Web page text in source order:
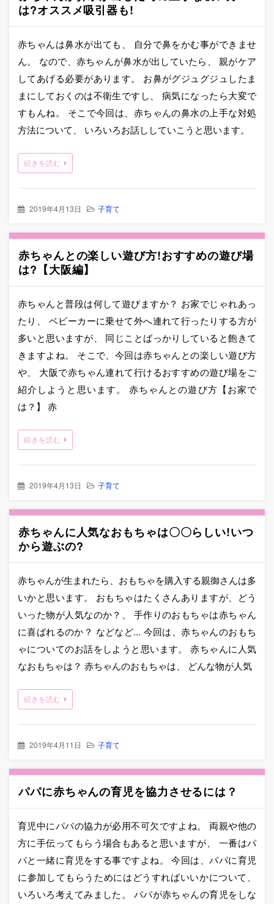
は?オススメ吸引器も!
赤ちゃんは鼻水が出ても、 自分で鼻をかむ事ができませ
ん。 なので、赤ちゃんが鼻水が出していたら、 親がケア
してあげる必要があります。 お鼻がグジュグジュしたま
まにしておくのは不衛生ですし、 病気になったら大変で
すもんね。 そこで今回は、赤ちゃんの鼻水の上手な対処
方法について、 いろいろお話ししていこうと思います。
続きを読む
2019年4月13日 子育て
赤ちゃんとの楽しい遊び方!おすすめの遊び場
は?【大阪編】
赤ちゃんと普段は何して遊びますか？ お家でじゃれあっ
たり、 ベビーカーに乗せて外へ連れて行ったりする方が
多いと思いますが、 同じことばっかりしていると飽きて
きますよね。 そこで、今回は赤ちゃんとの楽しい遊び方
や、 大阪で赤ちゃん連れて行けるおすすめの遊び場をご
紹介しようと思います。 赤ちゃんとの遊び方【お家で
は？】 赤
続きを読む
2019年4月13日 子育て
赤ちゃんに人気なおもちゃは〇〇らしい!いつ
から遊ぶの?
赤ちゃんが生まれたら、おもちゃを購入する親御さんは多
いかと思います。 おもちゃはたくさんありますが、どう
いった物が人気なのか？、 手作りのおもちゃは赤ちゃん
に喜ばれるのか？ などなど... 今回は、赤ちゃんのおもち
ゃについてのお話をしようと思います。 赤ちゃんに人気
なおもちゃは？ 赤ちゃんのおもちゃは、 どんな物が人気
続きを読む
2019年4月11日 子育て
パパに赤ちゃんの育児を協力させるには？
育児中にパパの協力が必用不可欠ですよね。 両親や他の
方に手伝ってもらう場合もあると思いますが、 一番はパ
パと一緒に育児をする事ですよね。 今回は、パパに育児
に参加してもらうためにはどうすればいいかについて、
いろいろ考えてみました。 パパが赤ちゃんの育児をしな